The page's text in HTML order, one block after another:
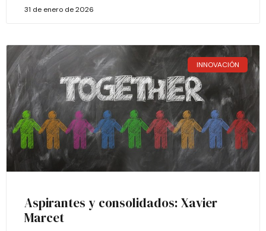
31 de enero de 2026
INNOVACIÓN
Aspirantes y consolidados: Xavier
Marcet